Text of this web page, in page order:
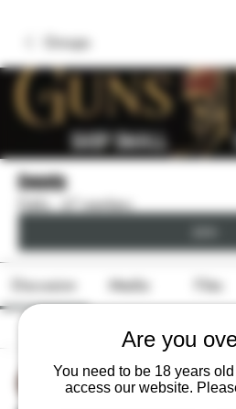
Are you
You need to be 18 years
access our website.
Groups
Events
Public · 67 members
Discussion Media Files
Gerth Sniper
March 2, 2026